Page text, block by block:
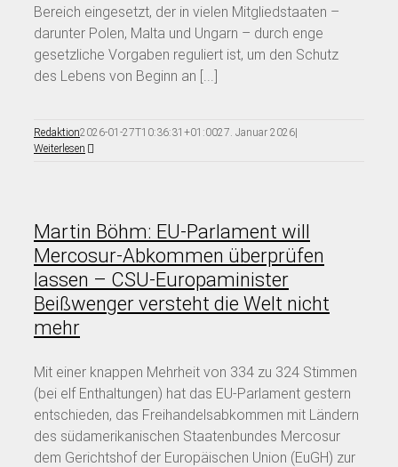
Bereich eingesetzt, der in vielen Mitgliedstaaten –
darunter Polen, Malta und Ungarn – durch enge
gesetzliche Vorgaben reguliert ist, um den Schutz
des Lebens von Beginn an [...]
Redaktion2026-01-27T10:36:31+01:0027. Januar 2026|
Weiterlesen
Martin Böhm: EU-Parlament will
Mercosur-Abkommen überprüfen
lassen – CSU-Europaminister
Beißwenger versteht die Welt nicht
mehr
Mit einer knappen Mehrheit von 334 zu 324 Stimmen
(bei elf Enthaltungen) hat das EU-Parlament gestern
entschieden, das Freihandelsabkommen mit Ländern
des südamerikanischen Staatenbundes Mercosur
dem Gerichtshof der Europäischen Union (EuGH) zur